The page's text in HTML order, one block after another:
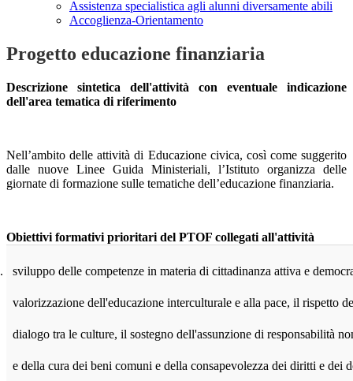
Assistenza specialistica agli alunni diversamente abili
Accoglienza-Orientamento
Progetto educazione finanziaria
Descrizione sintetica dell'attività con eventuale indicazione
dell'area tematica di riferimento
Nell’ambito delle attività di Educazione civica, così come suggerito
dalle nuove Linee Guida Ministeriali, l’Istituto organizza delle
giornate di formazione sulle tematiche dell’educazione finanziaria.
Obiettivi formativi prioritari del PTOF collegati all'attività
sviluppo delle competenze in materia di cittadinanza attiva e
valorizzazione dell'educazione interculturale e alla pace, il rispetto
dialogo tra le culture, il sostegno dell'assunzione di responsabilità
e della cura dei beni comuni e della consapevolezza dei diritti e dei